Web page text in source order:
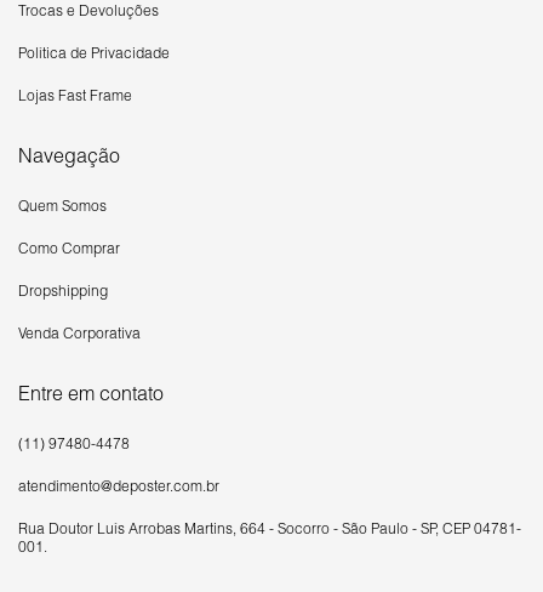
Trocas e Devoluções
Política de Privacidade
Lojas Fast Frame
Navegação
Quem Somos
Como Comprar
Dropshipping
Venda Corporativa
Entre em contato
(11) 97480-4478
atendimento@deposter.com.br
Rua Doutor Luís Arrobas Martins, 664 - Socorro - São Paulo - SP, CEP 04781-
001.